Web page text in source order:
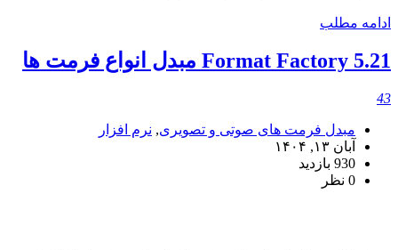
ادامه مطلب
Format Factory 5.21 مبدل انواع فرمت ها
43
مبدل فرمت های صوتی و تصویری, نرم افزار
آبان ۱۳, ۱۴۰۴
930 بازدید
0 نظر